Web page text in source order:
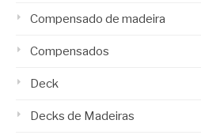
Compensado de madeira
Compensados
Deck
Decks de Madeiras